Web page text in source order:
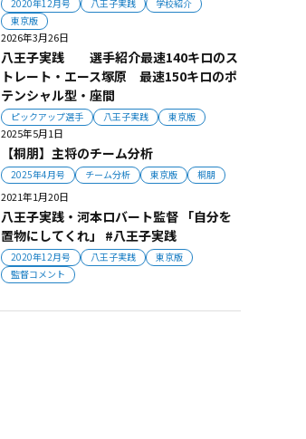
2020年12月号 八王子実践
学校紹介
東京版
2026年3月26日
八王子実践 選手紹介最速140キロのス
トレート・エース塚原 最速150キロのポ
テンシャル型・座間
ピックアップ選手 八王子実践 東京版
2025年5月1日
【桐朋】主将のチーム分析
2025年4月号 チーム分析 東京版 桐朋
2021年1月20日
八王子実践・河本ロバート監督 「自分を
置物にしてくれ」 #八王子実践
2020年12月号 八王子実践
東京版
監督コメント